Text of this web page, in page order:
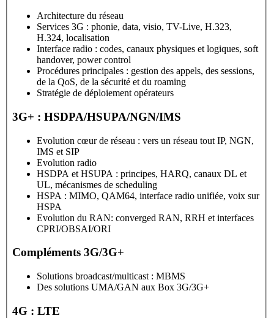
Architecture du réseau
Services 3G : phonie, data, visio, TV-Live, H.323,
H.324, localisation
Interface radio : codes, canaux physiques et logiques, soft
handover, power control
Procédures principales : gestion des appels, des sessions,
de la QoS, de la sécurité et du roaming
Stratégie de déploiement opérateurs
3G+ : HSDPA/HSUPA/NGN/IMS
Evolution cœur de réseau : vers un réseau tout IP, NGN,
IMS et SIP
Evolution radio
HSDPA et HSUPA : principes, HARQ, canaux DL et
UL, mécanismes de scheduling
HSPA : MIMO, QAM64, interface radio unifiée, voix sur
HSPA
Evolution du RAN: converged RAN, RRH et interfaces
CPRI/OBSAI/ORI
Compléments 3G/3G+
Solutions broadcast/multicast : MBMS
Des solutions UMA/GAN aux Box 3G/3G+
4G : LTE